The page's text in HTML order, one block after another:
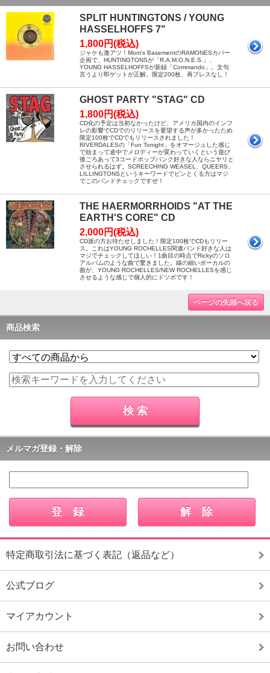
SPLIT HUNTINGTONS / YOUNG
HASSELHOFFS 7"
1,800円(税込)
ジャケも激アツ！Mom's BasementのRAMONESカバー
企画で、HUNTINGTONSが「R.A.M.O.N.E.S.」、
YOUNG HASSELHOFFSが新録「Commando」。文句
言うより即ゲットが正解。限定200枚、再プレスなし！
GHOST PARTY "STAG" CD
1,800円(税込)
CD化の予定は当初なかったけど、アメリカ国内のインフ
レの影響でCDでのリリースを要望する声が多かったため
限定100枚でCDでもリリースされました！
RIVERDALESの「Fun Tonight」をオマージュした感じ
で始まって途中でメロディーが変わっていくという遊び
後ごろあって3コードポップパンク好きな人ならニヤリと
させられるはず。SCREECHING WEASEL、QUEERS、
LILLINGTONSというキーワードでピンとくる方はマジ
でこのバンドチェックですぜ！
THE HAERMORRHOIDS "AT THE
EARTH'S CORE" CD
2,000円(税込)
CD派の方お待たせしました！限定100枚でCDもリリー
ス。これはYOUNG ROCHELLES関連バンド好きな人は
マジでチェックしてほしい！1曲目の時点でRickyのソロ
アルバムのような曲で驚きました。線の細いボーカルの
曲が、YOUNG ROCHELLES/NEW ROCHELLESを感じ
させるような感じで個人的にドツボです！
ページの先頭へ戻る
商品検索
メルマガ登録・解除
特定商取引法に基づく表記（返品など）
公式ブログ
マイアカウント
お問い合わせ